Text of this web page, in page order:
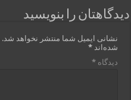
دیدگاهتان را بنویسید
نشانی ایمیل شما منتشر نخواهد شد.
شده‌اند*
دیدگاه*